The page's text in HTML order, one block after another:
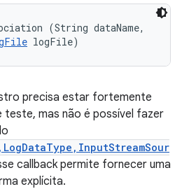
(String dataName,
logFile)
precisa estar fortemente
teste, mas não é possível fazer
callback permite fornecer uma
explícita.